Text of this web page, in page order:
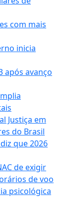
com mais
inicia
após avanço
Justiça em
do Brasil
que 2026
de exigir
de voo
psicológica